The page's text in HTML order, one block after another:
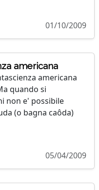
01/10/2009
americana
americana
quando si
non e' possibile
(o bagna caôda)
05/04/2009